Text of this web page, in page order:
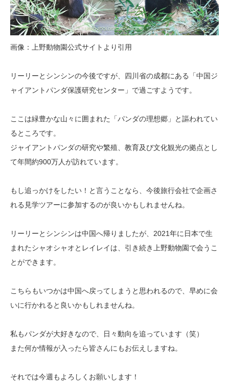
画像：上野動物園公式サイトより引用
リーリーとシンシンの今後ですが、四川省の成都にある「中国ジ
ャイアントパンダ保護研究センター」で過ごすようです。
ここは緑豊かな山々に囲まれた「パンダの理想郷」と謳われてい
るところです。
ジャイアントパンダの研究や繁殖、教育及び文化観光の拠点とし
て年間約900万人が訪れています。
もし追っかけをしたい！と言うことなら、今後旅行会社で企画さ
れる見学ツアーに参加するのが良いかもしれませんね。
リーリーとシンシンは中国へ帰りましたが、2021年に日本で生
まれたシャオシャオとレイレイは、引き続き上野動物園で会うこ
とができます。
こちらもいつかは中国へ戻ってしまうと思われるので、早めに会
いに行かれると良いかもしれませんね。
私もパンダが大好きなので、日々動向を追っています（笑）
また何か情報が入ったら皆さんにもお伝えしますね。
それでは今週もよろしくお願いします！